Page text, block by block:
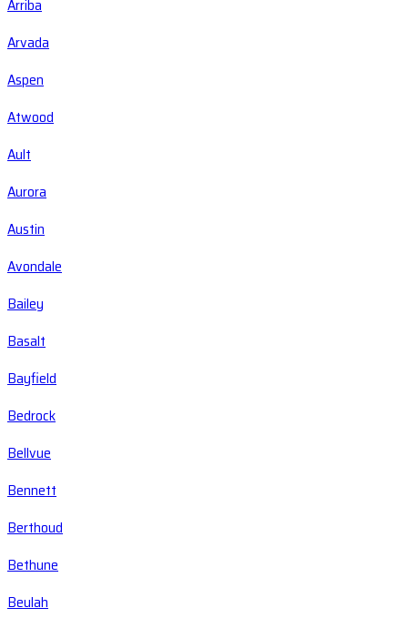
Arriba
Arvada
Aspen
Atwood
Ault
Aurora
Austin
Avondale
Bailey
Basalt
Bayfield
Bedrock
Bellvue
Bennett
Berthoud
Bethune
Beulah